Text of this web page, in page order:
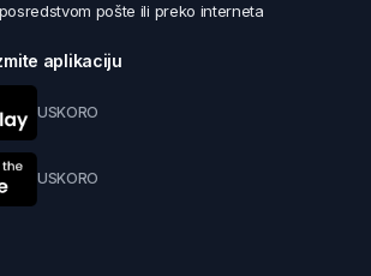
pošte ili preko interneta
aplikaciju
USKORO
USKORO